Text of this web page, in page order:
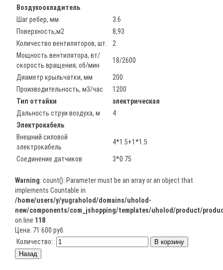
Воздухоохладитель
Шаг ребер, мм
3.6
Поверхность,м2
8,93
Количество вентиляторов, шт.
2
Мощность вентилятора, вт/
скорость вращения; об/мин
18/2600
Диаметр крыльчатки, мм
200
Производительность, м3/час
1200
Тип оттайки
электрическая
Дальность струи воздуха, м
4
Электрокабель
Внешний силовой
электрокабель
4*1.5+1*1.5
Соединение датчиков 3*0.75
Warning: count(): Parameter must be an array or an object that
implements Countable in
/home/users/y/yugraholod/domains/uholod-
new/components/com_jshopping/templates/uholod/product/
on line 118
Цена: 71 600 руб.
Количество: